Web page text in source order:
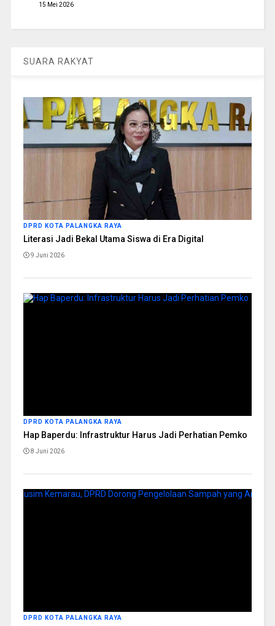
15 Mei 2026
SUARA RAKYAT
DPRD KOTA PALANGKA RAYA
Literasi Jadi Bekal Utama Siswa di Era Digital
9 Juni 2026
DPRD KOTA PALANGKA RAYA
Hap Baperdu: Infrastruktur Harus Jadi Perhatian Pemko
8 Juni 2026
DPRD KOTA PALANGKA RAYA